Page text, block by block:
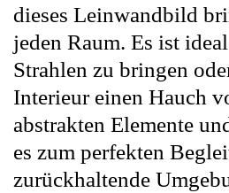
dieses Leinwandbild
jeden Raum. Es ist
Strahlen zu bringen
Interieur einen Hauch
abstrakten Elemente
es zum perfekten
zurückhaltende